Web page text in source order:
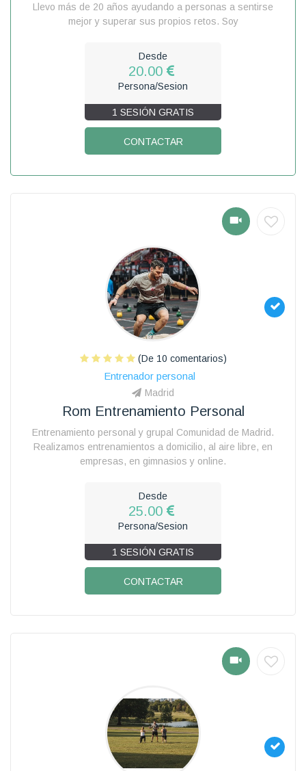
Llevo más de 20 años ayudando a personas a sentirse
mejor y superar sus propios retos. Soy
Desde
20.00
Persona/Sesion
1 SESIÓN GRATIS
CONTACTAR
(De 10 comentarios)
Entrenador personal
Madrid
Rom Entrenamiento Personal
Entrenamiento personal y grupal Comunidad de Madrid.
Realizamos entrenamientos a domicilio, al aire libre, en
empresas, en gimnasios y online.
Desde
25.00
Persona/Sesion
1 SESIÓN GRATIS
CONTACTAR